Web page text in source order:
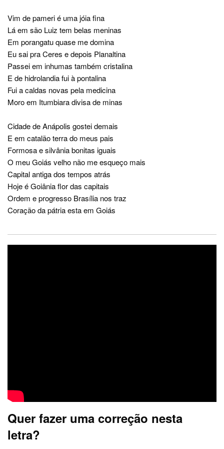
Vim de pameri é uma jóia fina
Lá em são Luiz tem belas meninas
Em porangatu quase me domina
Eu sai pra Ceres e depois Planaltina
Passei em inhumas também cristalina
E de hidrolandia fui à pontalina
Fui a caldas novas pela medicina
Moro em Itumbiara divisa de minas
Cidade de Anápolis gostei demais
E em catalão terra do meus pais
Formosa e silvânia bonitas iguais
O meu Goiás velho não me esqueço mais
Capital antiga dos tempos atrás
Hoje é Goiânia flor das capitais
Ordem e progresso Brasília nos traz
Coração da pátria esta em Goiás
Quer fazer uma correção nesta
letra?